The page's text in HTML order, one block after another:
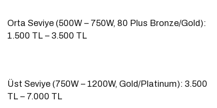
Orta Seviye (500W – 750W, 80 Plus Bronze/Gold):
1.500 TL – 3.500 TL
Üst Seviye (750W – 1200W, Gold/Platinum): 3.500
TL – 7.000 TL